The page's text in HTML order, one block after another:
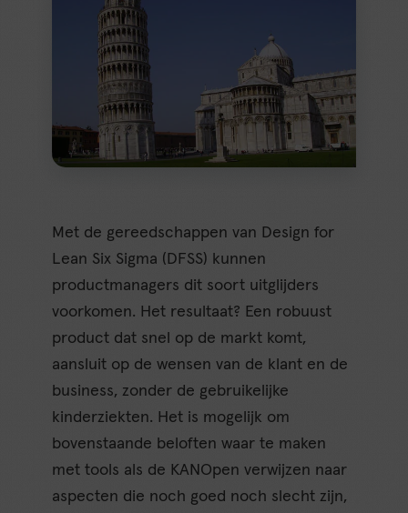
Met de gereedschappen van Design for
Lean Six Sigma (DFSS) kunnen
productmanagers dit soort uitglijders
voorkomen. Het resultaat? Een robuust
product dat snel op de markt komt,
aansluit op de wensen van de klant en de
business, zonder de gebruikelijke
kinderziekten. Het is mogelijk om
bovenstaande beloften waar te maken
met tools als de KANOpen verwijzen naar
aspecten die noch goed noch slecht zijn,